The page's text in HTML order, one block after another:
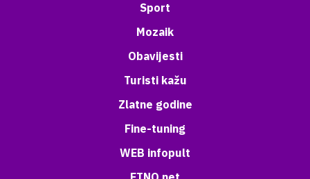
Sport
Mozaik
Obavijesti
Turisti kažu
Zlatne godine
Fine-tuning
WEB infopult